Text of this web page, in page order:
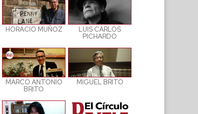
HORACIO MUÑOZ
LUIS CARLOS
PICHARDO
MARCO ANTONIO
BRITO
MIGUEL BRITO